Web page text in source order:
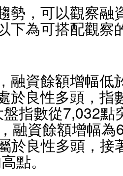
勢，可以觀察融
下為可搭配觀察
融資餘額增幅低
於良性多頭，指
指數從7,032點
融資餘額增幅
於良性多頭，接
點。